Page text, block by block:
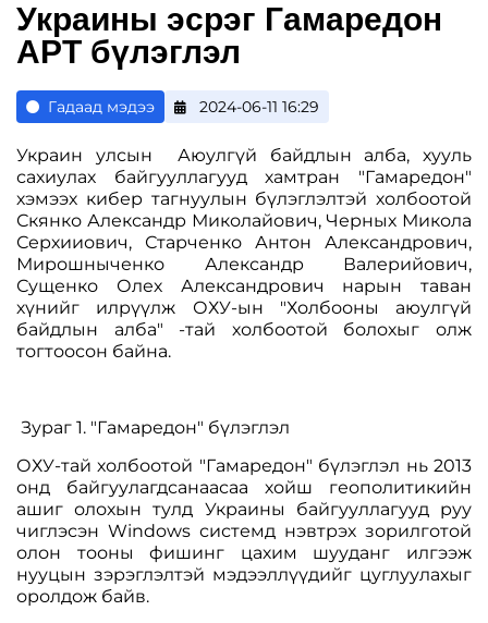
Украины эсрэг Гамаредон
APT бүлэглэл
Гадаад мэдээ 2024-06-11 16:29
Украин улсын Аюулгүй байдлын алба, хууль
сахиулах байгууллагууд хамтран "Гамаредон"
хэмээх кибер тагнуулын бүлэглэлтэй холбоотой
Скянко Александр Миколайович, Черных Микола
Серхииович, Старченко Антон Александрович,
Мирошныченко Александр Валерийович,
Сущенко Олех Александрович нарын таван
хүнийг илрүүлж ОХУ-ын "Холбооны аюулгүй
байдлын алба" -тай холбоотой болохыг олж
тогтоосон байна.
Зураг 1. "Гамаредон" бүлэглэл
ОХУ-тай холбоотой "Гамаредон" бүлэглэл нь 2013
онд байгуулагдсанаасаа хойш геополитикийн
ашиг олохын тулд Украины байгууллагууд руу
чиглэсэн Windows системд нэвтрэх зорилготой
олон тооны фишинг цахим шууданг илгээж
нууцын зэрэглэлтэй мэдээллүүдийг цуглуулахыг
оролдож байв.